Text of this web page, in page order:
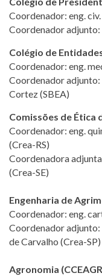
Coordenador: eng.
Coordenador
Colégio de
Coordenador: eng.
Coordenador adjunto:
Cortez (SBEA)
Comissões de Ética
Coordenador: eng.
(Crea-RS)
Coordenadora
(Crea-SE)
Engenharia de
Coordenador: eng.
Coordenador adjunto:
de Carvalho (Crea-SP)
Agronomia